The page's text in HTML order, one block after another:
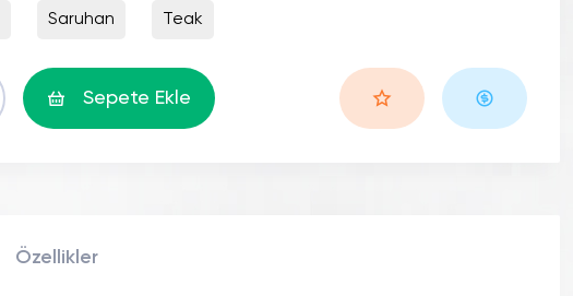
Saruhan Teak
Sepete Ekle
Özellikler